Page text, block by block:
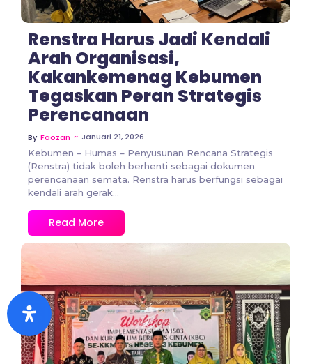
Renstra Harus Jadi Kendali
Arah Organisasi,
Kakankemenag Kebumen
Tegaskan Peran Strategis
Perencanaan
By Faozan ~ Januari 21, 2026
Kebumen – Humas – Penyusunan Rencana Strategis
(Renstra) tidak boleh berhenti sebagai dokumen
perencanaan semata. Renstra harus berfungsi sebagai
kendali arah gerak...
Read More
No Comments